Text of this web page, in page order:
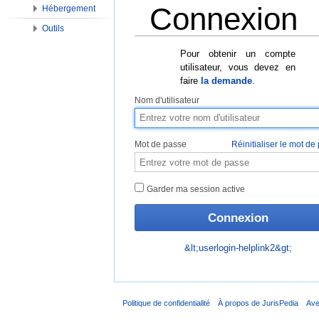
Connexion
Pour obtenir un compte
utilisateur, vous devez en
faire la demande
Nom d'utilisateur
Mot de passe Réinitialiser le mot de
Garder ma session active
&lt;userlogin-helplink2&gt;
Hébergement
Outils
Politique de confidentialité À propos de JurisPedia